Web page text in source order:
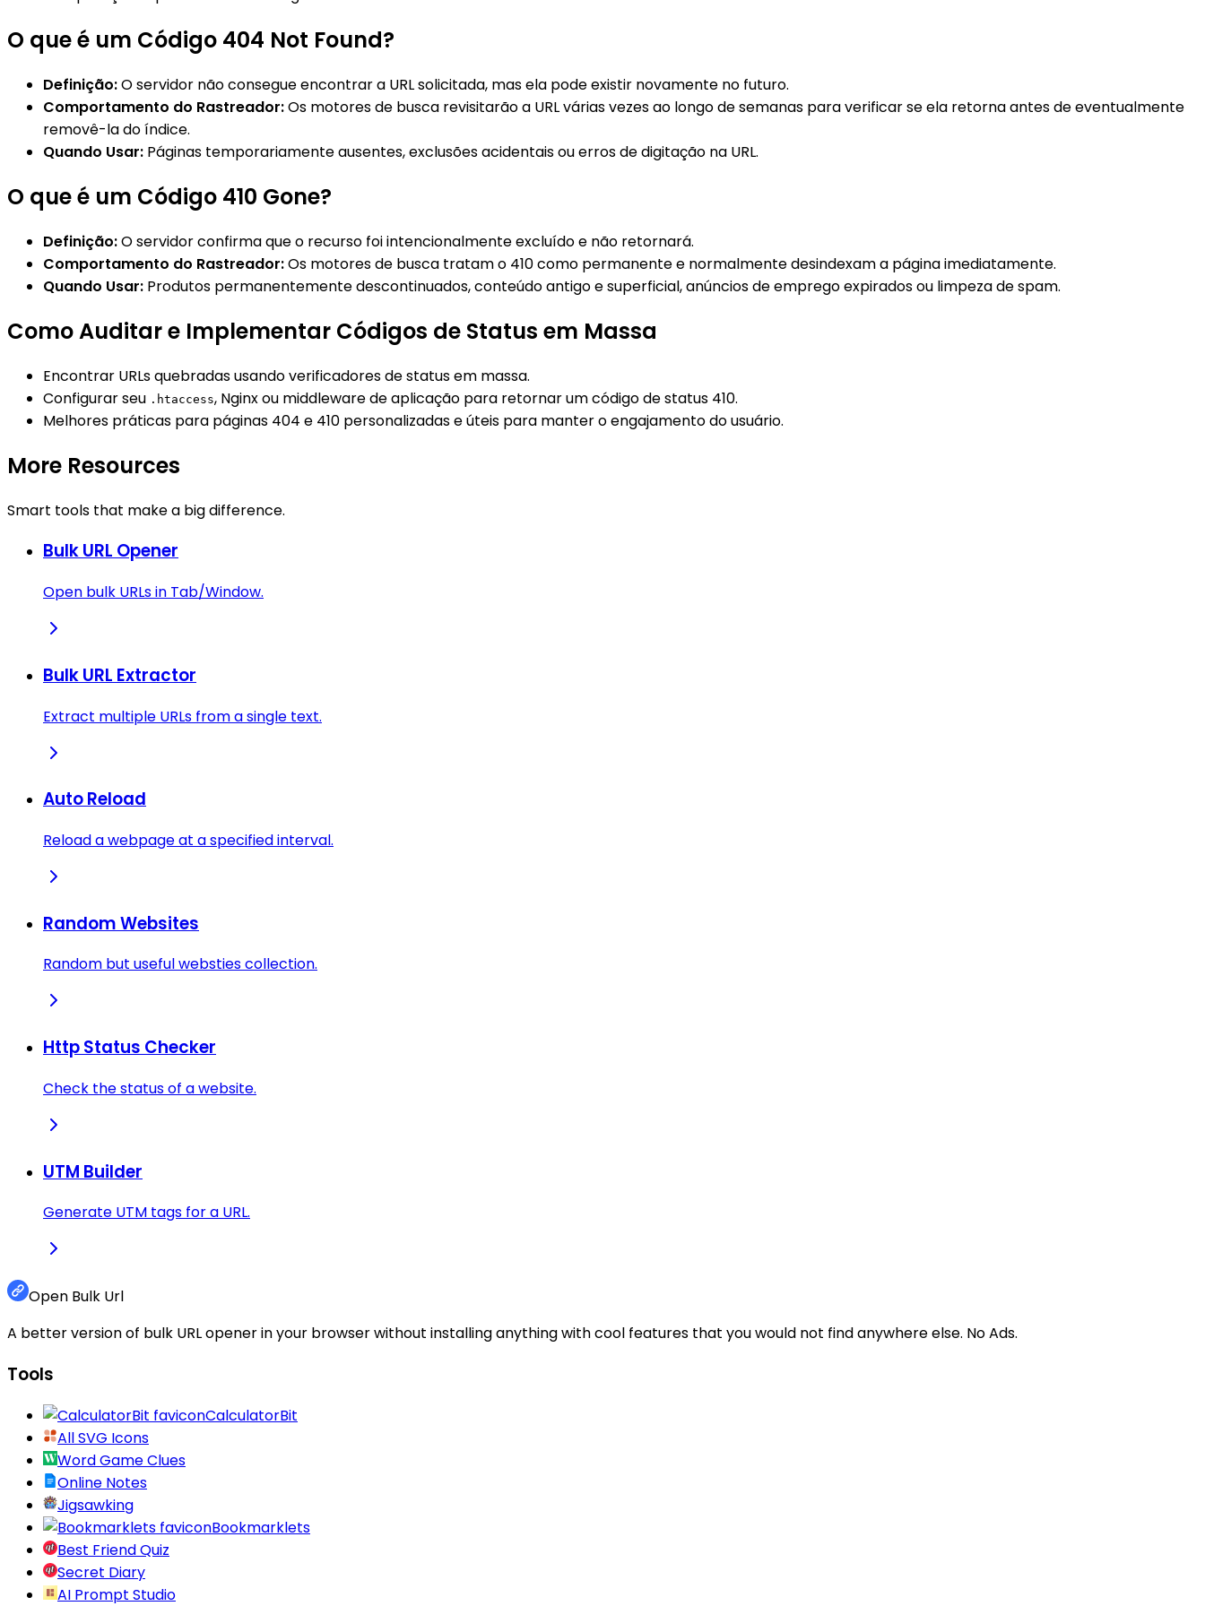
O que é um Código 404 Not Found?
Definição:O servidor não consegue encontrar a URL solicitada, mas ela pode existir novamente no futuro.
Comportamento do Rastreador:Os motores de busca revisitarão a URL várias vezes ao longo de semanas para verificar se ela retorna antes de eventualmente
removê-la do índice.
Quando Usar: Páginas temporariamente ausentes, exclusões acidentais ou erros de digitação na URL.
O que é um Código 410 Gone?
Definição:O servidor confirma que o recurso foi intencionalmente excluído e não retornará.
Comportamento do Rastreador:Os motores de busca tratam o 410 como permanente e normalmente desindexam a página imediatamente.
Quando Usar: Produtos permanentemente descontinuados, conteúdo antigo e superficial, anúncios de emprego expirados ou limpeza de spam.
Como Auditar e Implementar Códigos de Status em Massa
Encontrar URLs quebradas usando verificadores de status em massa.
Configurar seu .htaccess, Nginx ou middleware de aplicação para retornar um código de status 410.
Melhores práticas para páginas 404 e 410 personalizadas e úteis para manter o engajamento do usuário.
More Resources
Smart tools that make a big difference.
Bulk URL Opener
Open bulk URLs in Tab/Window.
Bulk URL Extractor
Extract multiple URLs from a single text.
Auto Reload
Reload a webpage at a specified interval.
Random Websites
Random but useful websties collection.
Http Status Checker
Check the status of a website.
UTM Builder
Generate UTM tags for a URL.
Open Bulk Url
A better version of bulk URL opener in your browser without installing anything with cool features that you would not find anywhere else. No Ads.
Tools
CalculatorBit
All SVG Icons
Word Game Clues
Online Notes
Jigsawking
Bookmarklets
Best Friend Quiz
Secret Diary
AI Prompt Studio